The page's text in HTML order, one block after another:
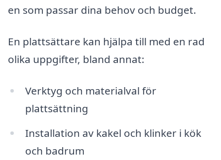
en som passar dina behov och budget.
En plattsättare kan hjälpa till med en rad
olika uppgifter, bland annat:
Verktyg och materialval för
plattsättning
Installation av kakel och klinker i kök
och badrum